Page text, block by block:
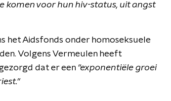
komen voor hun hiv-status, uit angst
het Aidsfonds onder homoseksuele
Volgens Vermeulen heeft
dat er een "exponentiële groei